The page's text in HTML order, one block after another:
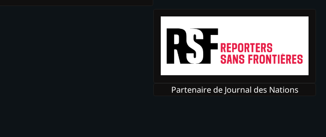
Partenaire de Journal des Nations